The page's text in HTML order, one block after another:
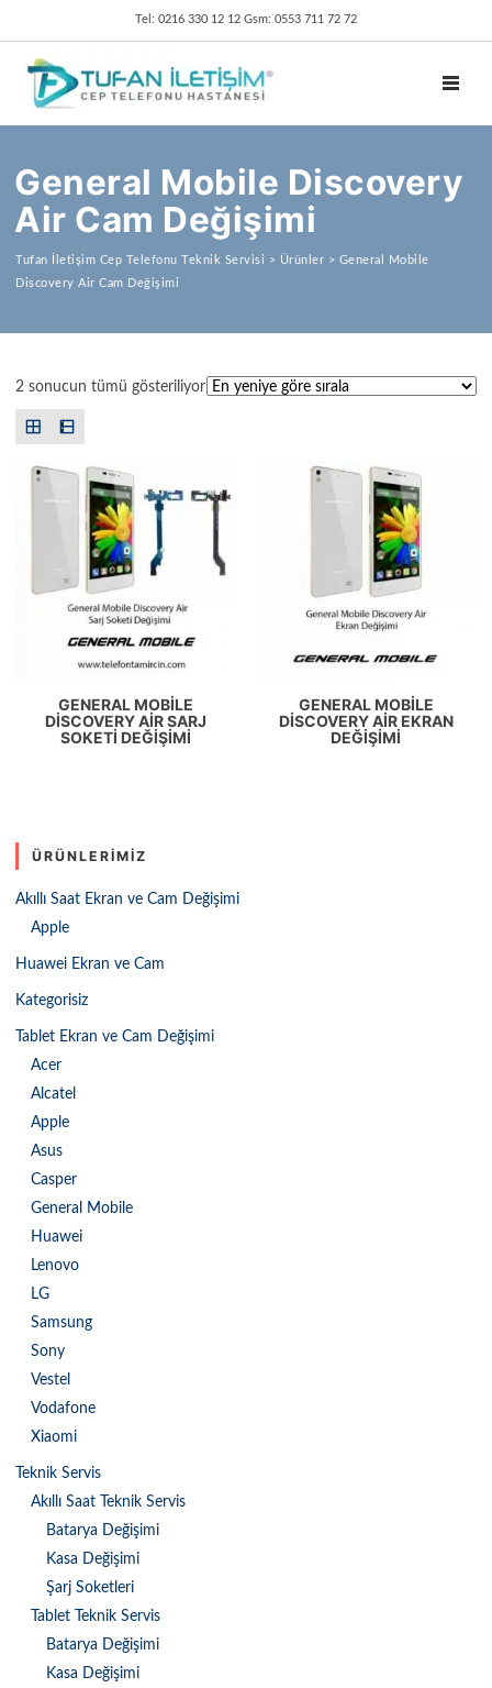
Tel: 0216 330 12 12 Gsm: 0553 711 72 72
General Mobile Discovery
Air Cam Değişimi
Tufan İletişim Cep Telefonu Teknik Servisi > Ürünler > General Mobile
Discovery Air Cam Değişimi
2 sonucun tümü gösteriliyorEn yeniye göre sıralandı
GENERAL MOBILE
DISCOVERY AIR SARJ
SOKETI DEĞIŞIMI
GENERAL MOBILE
DISCOVERY AIR EKRAN
DEĞIŞIMI
ÜRÜNLERIMIZ
Akıllı Saat Ekran ve Cam Değişimi
Apple
Huawei Ekran ve Cam
Kategorisiz
Tablet Ekran ve Cam Değişimi
Acer
Alcatel
Apple
Asus
Casper
General Mobile
Huawei
Lenovo
LG
Samsung
Sony
Vestel
Vodafone
Xiaomi
Teknik Servis
Akıllı Saat Teknik Servis
Batarya Değişimi
Kasa Değişimi
Şarj Soketleri
Tablet Teknik Servis
Batarya Değişimi
Kasa Değişimi